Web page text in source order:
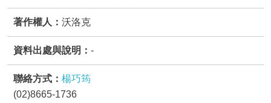
沃洛克
-
楊巧筠
(02)8665-1736